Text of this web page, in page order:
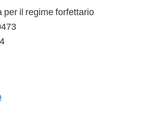
per il regime forfettario